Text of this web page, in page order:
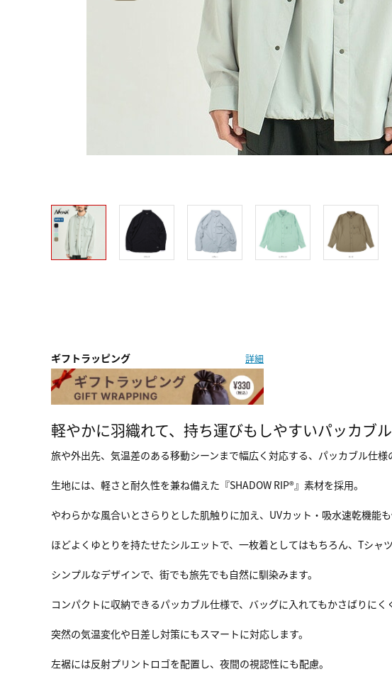
ギフトラッピング 詳細
軽やかに羽織れて、持ち運びもしやすいパッカブ
旅や外出先、気温差のある移動シーンまで幅広く対応する、パッカブル仕様
生地には、軽さと耐久性を兼ね備えた『SHADOW RIP®』素材を採用。
やわらかな風合いとさらりとした肌触りに加え、UVカット・吸水速乾機能
ほどよくゆとりを持たせたシルエットで、一枚着としてはもちろん、Tシャ
シンプルなデザインで、街でも旅先でも自然に馴染みます。
コンパクトに収納できるパッカブル仕様で、バッグに入れてもかさばりにく
突然の気温変化や日差し対策にもスマートに対応します。
左裾には反射プリントロゴを配置し、夜間の視認性にも配慮。